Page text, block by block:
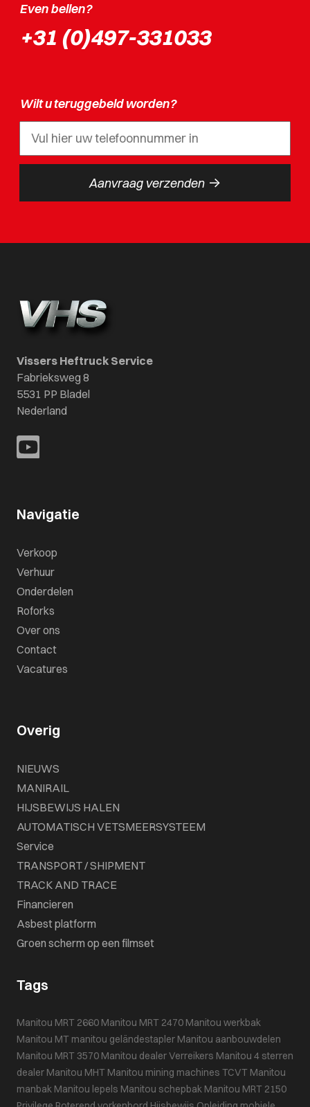
Even bellen?
+31 (0)497-331033
Wilt u teruggebeld worden?
Aanvraag verzenden ->
Vissers Heftruck Service
Fabrieksweg 8
5531 PP Bladel
Nederland
Navigatie
Verkoop
Verhuur
Onderdelen
Roforks
Over ons
Contact
Vacatures
Overig
NIEUWS
MANIRAIL
HIJSBEWIJS HALEN
AUTOMATISCH VETSMEERSYSTEEM
Service
TRANSPORT / SHIPMENT
TRACK AND TRACE
Financieren
Asbest platform
Groen scherm op een filmset
Tags
Manitou MRT 2660 Manitou MRT 2470 Manitou werkbak
Manitou MT manitou geländestapler Manitou aanbouwdelen
Manitou MRT 3570 Manitou dealerVerreikers Manitou 4 sterren
dealer Manitou MHT Manitou mining machines TCVT Manitou
manbak Manitou lepels Manitou schepbak Manitou MRT 2150